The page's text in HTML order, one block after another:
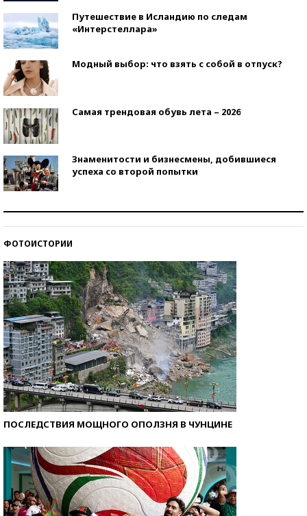
Путешествие в Исландию по следам
«Интерстеллара»
Модный выбор: что взять с собой в отпуск?
Самая трендовая обувь лета – 2026
Знаменитости и бизнесмены, добившиеся
успеха со второй попытки
ФОТОИСТОРИИ
ПОСЛЕДСТВИЯ МОЩНОГО ОПОЛЗНЯ В ЧУНЦИНЕ